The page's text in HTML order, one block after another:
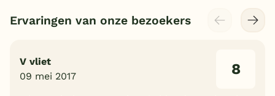
Ervaringen van onze bezoekers
V vliet
09 mei 2017
8